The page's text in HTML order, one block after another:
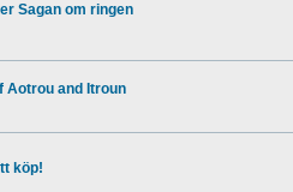
Sagan om ringen
Aotrou and Itroun
köp!